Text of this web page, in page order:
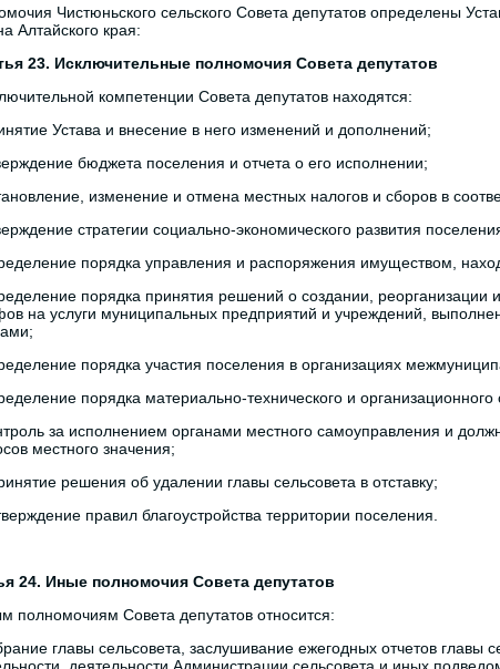
Чистюньского сельского Совета депутатов определены
Алтайского края:
23. Исключительные полномочия Совета депутатов
компетенции Совета депутатов находятся:
Устава и внесение в него изменений и дополнений;
бюджета поселения и отчета о его исполнении;
изменение и отмена местных налогов и сборов в
стратегии социально-экономического развития
порядка управления и распоряжения имуществом,
порядка принятия решений о создании,
на услуги муниципальных предприятий и учреждений,
порядка участия поселения в организациях
порядка материально-технического и
за исполнением органами местного самоуправления и
местного значения;
решения об удалении главы сельсовета в отставку;
правил благоустройства территории поселения.
24. Иные полномочия Совета депутатов
полномочиям Совета депутатов относится:
главы сельсовета, заслушивание ежегодных отчетов главы